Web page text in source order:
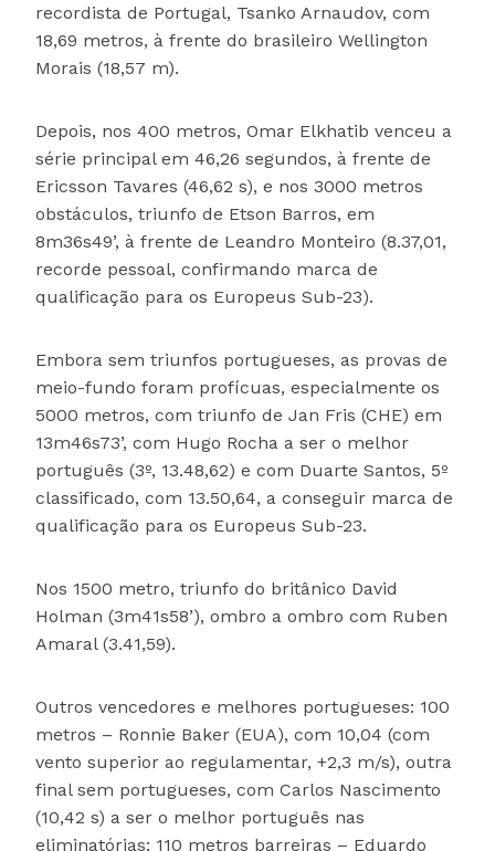
recordista de Portugal, Tsanko Arnaudov, com
18,69 metros, à frente do brasileiro Wellington
Morais (18,57 m).
Depois, nos 400 metros, Omar Elkhatib venceu a
série principal em 46,26 segundos, à frente de
Ericsson Tavares (46,62 s), e nos 3000 metros
obstáculos, triunfo de Etson Barros, em
8m36s49’, à frente de Leandro Monteiro (8.37,01,
recorde pessoal, confirmando marca de
qualificação para os Europeus Sub-23).
Embora sem triunfos portugueses, as provas de
meio-fundo foram profícuas, especialmente os
5000 metros, com triunfo de Jan Fris (CHE) em
13m46s73’, com Hugo Rocha a ser o melhor
português (3º, 13.48,62) e com Duarte Santos, 5º
classificado, com 13.50,64, a conseguir marca de
qualificação para os Europeus Sub-23.
Nos 1500 metro, triunfo do britânico David
Holman (3m41s58’), ombro a ombro com Ruben
Amaral (3.41,59).
Outros vencedores e melhores portugueses: 100
metros – Ronnie Baker (EUA), com 10,04 (com
vento superior ao regulamentar, +2,3 m/s), outra
final sem portugueses, com Carlos Nascimento
(10,42 s) a ser o melhor português nas
eliminatórias; 110 metros barreiras – Eduardo